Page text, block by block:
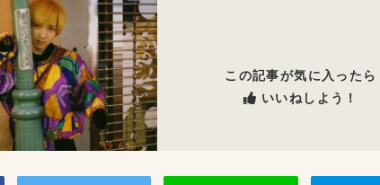
この記事が気に入ったら
いいねしよう！